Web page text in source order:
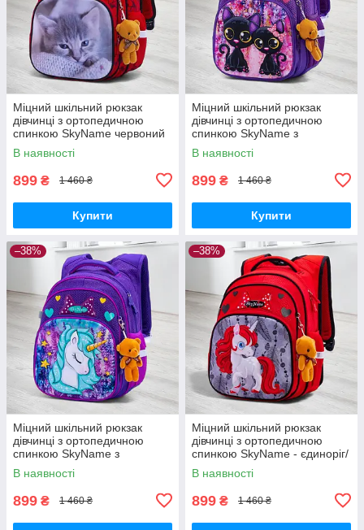
Міцний шкільний рюкзак
дівчинці з ортопедичною
спинкою SkyName червоний
"Котик"/ Водонепроникний
портфель для школи 1-4 клас
В наявності
899 ₴ 1 460 ₴
Купити
Міцний шкільний рюкзак
дівчинці з ортопедичною
спинкою SkyName з
котиками/ Водонепроникний
портфель для школи 1-4 клас
В наявності
899 ₴ 1 460 ₴
Купити
–38%
Міцний шкільний рюкзак
дівчинці з ортопедичною
спинкою SkyName з
конячкою/ Водонепроникний
портфель для школи 1-4 клас
В наявності
899 ₴ 1 460 ₴
–38%
Міцний шкільний рюкзак
дівчинці з ортопедичною
спинкою SkyName - єдиноріг/
Водонепроникний червоний
портфель для школи 1-4 клас
В наявності
899 ₴ 1 460 ₴